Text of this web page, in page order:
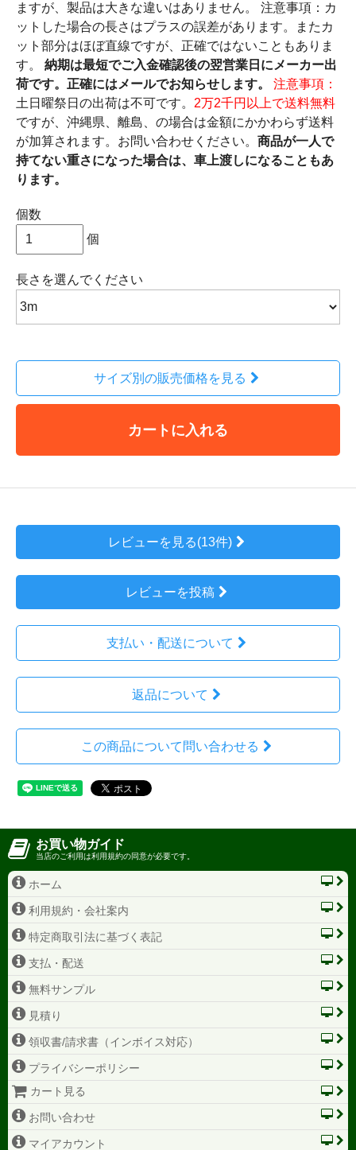
ますが、製品は大きな違いはありません。 注意事項：カ
ットした場合の長さはプラスの誤差があります。またカ
ット部分はほぼ直線ですが、正確ではないこともありま
す。 納期は最短でご入金確認後の翌営業日にメーカー出
荷です。正確にはメールでお知らせします。
注意事項：
土日曜祭日の出荷は不可です。 2万2千円以上で送料無料
ですが、沖縄県、離島、の場合は金額にかかわらず送料
が加算されます。お問い合わせください。 商品が一人で
持てない重さになった場合は、車上渡しになることもあ
ります。
個数
個
長さ を選んでください
サイズ別の販売価格を見る
カートに入れる
レビューを見る(13件)
レビューを投稿
支払い・配送について
返品について
この商品について問い合わせる
お買い物ガイド
当店のご利用は利用規約の同意が必要です。
ホーム
利用規約・会社案内
特定商取引法に基づく表記
支払・配送
無料サンプル
見積り
領収書/請求書（インボイス対応）
プライバシーポリシー
カート見る
お問い合わせ
マイアカウント